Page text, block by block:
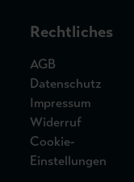
Rechtliches
AGB
Datenschutz
Impressum
Widerruf
Cookie-
Einstellungen